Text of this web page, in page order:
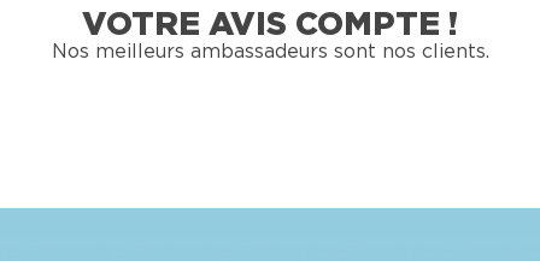
VOTRE AVIS COMPTE !
Nos meilleurs ambassadeurs sont nos clients.